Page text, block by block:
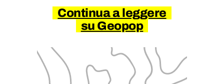
Continua a leggere
su Geopop